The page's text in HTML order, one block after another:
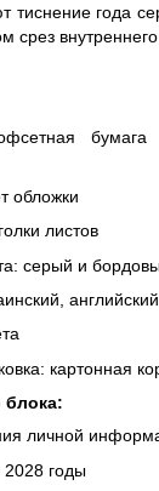
тиснение года
срез внутреннего
бумага
обложки
листов
серый и
английский
картонная
блока:
личной
годы